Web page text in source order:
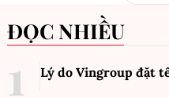
ĐỌC NHIỀU
Lý do Vingroup đặt